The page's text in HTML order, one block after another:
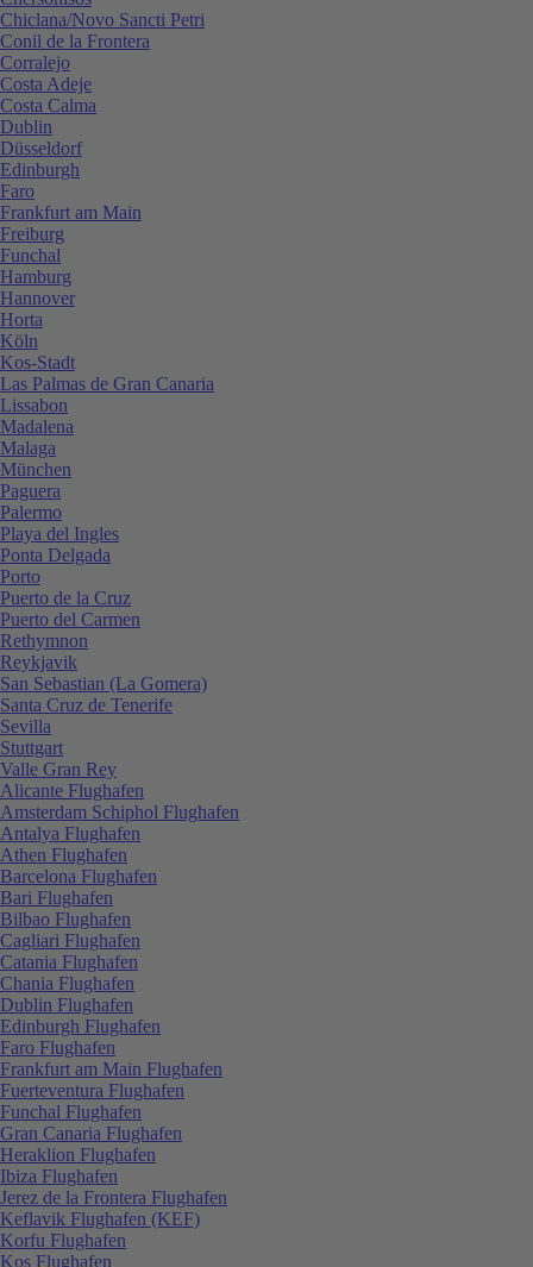
Chiclana/Novo Sancti Petri
Conil de la Frontera
Corralejo
Costa Adeje
Costa Calma
Dublin
Düsseldorf
Edinburgh
Faro
Frankfurt am Main
Freiburg
Funchal
Hamburg
Hannover
Horta
Köln
Kos-Stadt
Las Palmas de Gran Canaria
Lissabon
Madalena
Malaga
München
Paguera
Palermo
Playa del Ingles
Ponta Delgada
Porto
Puerto de la Cruz
Puerto del Carmen
Rethymnon
Reykjavik
San Sebastian (La Gomera)
Santa Cruz de Tenerife
Sevilla
Stuttgart
Valle Gran Rey
Alicante Flughafen
Amsterdam Schiphol Flughafen
Antalya Flughafen
Athen Flughafen
Barcelona Flughafen
Bari Flughafen
Bilbao Flughafen
Cagliari Flughafen
Catania Flughafen
Chania Flughafen
Dublin Flughafen
Edinburgh Flughafen
Faro Flughafen
Frankfurt am Main Flughafen
Fuerteventura Flughafen
Funchal Flughafen
Gran Canaria Flughafen
Heraklion Flughafen
Ibiza Flughafen
Jerez de la Frontera Flughafen
Keflavik Flughafen (KEF)
Korfu Flughafen
Kos Flughafen